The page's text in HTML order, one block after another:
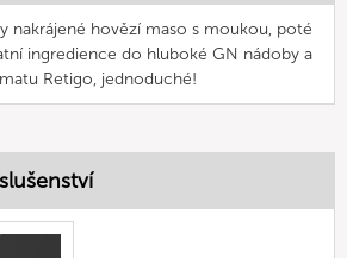
nakrájené hovězí maso s moukou, poté
ingredience do hluboké GN nádoby a
Retigo, jednoduché!